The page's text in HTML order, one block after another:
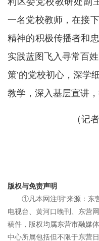
一名党校教师，在接
精神的积极传播者和
实践蓝图飞入寻常百
策’的党校初心，深学
教学，深入基层宣讲
（记
版权与免责声明
①凡本网注明“来源：东
电视台、黄河口晚刊、东营
稿件，版权均属东营市融媒
中心所属包括但不限于东营